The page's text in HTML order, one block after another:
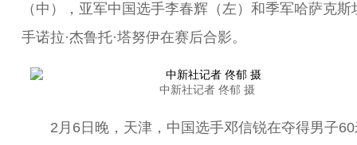
（中），亚军中国选手李春辉（左）和季军哈萨克斯
手诺拉·杰鲁托·塔努伊在赛后合影。
中新社记者 佟郁 摄
2月6日晚，天津，中国选手邓信锐在夺得男子60